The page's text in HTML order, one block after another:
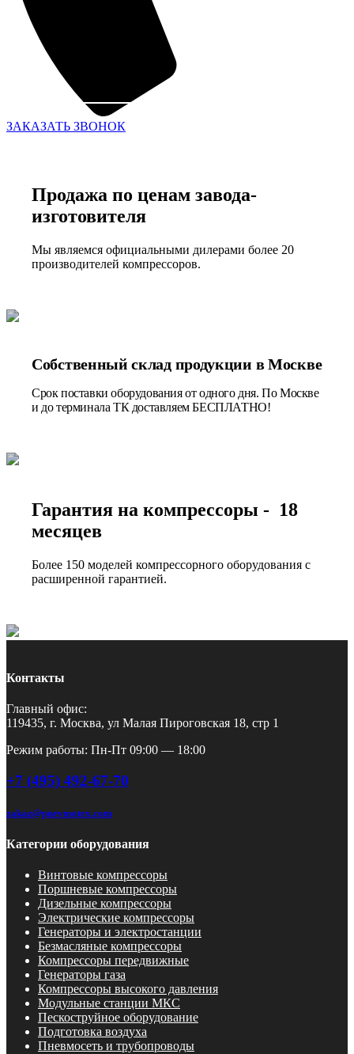
ЗАКАЗАТЬ ЗВОНОК
Продажа по ценам завода-
изготовителя
Мы являемся официальными дилерами более 20
производителей компрессоров.
Собственный склад продукции в Москве
Срок поставки оборудования от одного дня. По Москве
и до терминала ТК доставляем БЕСПЛАТНО!
Гарантия на компрессоры - 18
месяцев
Более 150 моделей компрессорного оборудования с
расширенной гарантией.
Контакты
Главный офис:
119435, г. Москва, ул Малая Пироговская 18, стр 1
Режим работы: Пн-Пт 09:00 — 18:00
+7 (495) 492-67-70
zakaz@pnevmotex.com
Категории оборудования
Винтовые компрессоры
Поршневые компрессоры
Дизельные компрессоры
Электрические компрессоры
Генераторы и электростанции
Безмасляные компрессоры
Компрессоры передвижные
Генераторы газа
Компрессоры высокого давления
Модульные станции МКС
Пескоструйное оборудование
Подготовка воздуха
Пневмосеть и трубопроводы